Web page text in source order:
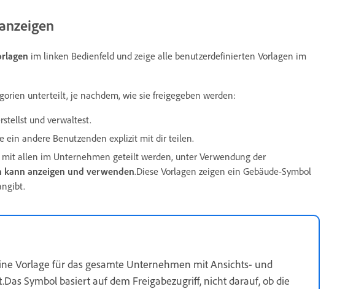
im linken Bedienfeld und zeige alle benutzerdefinierten Vorlagen im
unterteilt, je nachdem, wie sie freigegeben werden:
und verwaltest.
ein andere Benutzenden explizit mit dir teilen.
mit allen im Unternehmen geteilt werden, unter Verwendung der
anzeigen und verwenden.Diese Vorlagen zeigen ein Gebäude-Symbol
Vorlage für das gesamte Unternehmen mit Ansichts- und
Symbol basiert auf dem Freigabezugriff, nicht darauf, ob die